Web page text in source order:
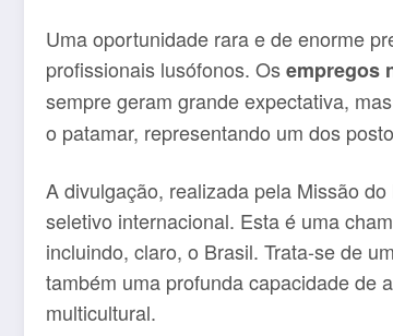
Uma oportunidade rara e de enorme
profissionais lusófonos. Osempregos
sempre geram grande expectativa,
o patamar, representando um dos
A divulgação, realizada pela Missão
seletivo internacional. Esta é uma
incluindo, claro, o Brasil. Trata-se de
também uma profunda capacidade de
multicultural.